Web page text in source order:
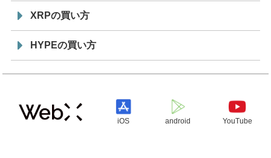
XRPの買い方
HYPEの買い方
iOS android YouTube